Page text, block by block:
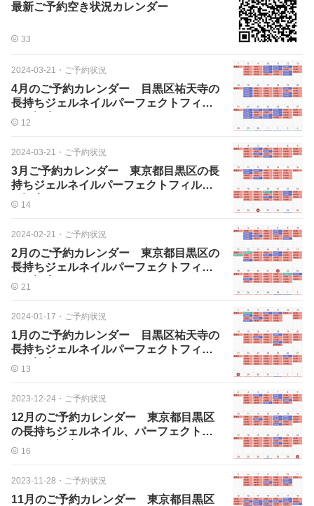
最新ご予約空き状況カレンダー
33
2024-03-21 ・ ご予約状況
4月のご予約カレンダー 目黒区祐天寺の
長持ちジェルネイルパーフェクトフィル
イン認定サロン
12
2024-03-21 ・ ご予約状況
3月ご予約カレンダー 東京都目黒区の長
持ちジェルネイルパーフェクトフィルイ
ン認定サロン
14
2024-02-21 ・ ご予約状況
2月のご予約カレンダー 東京都目黒区の
長持ちジェルネイルパーフェクトフィル
イン認定サロン
21
2024-01-17 ・ ご予約状況
1月のご予約カレンダー 目黒区祐天寺の
長持ちジェルネイルパーフェクトフィル
イン認定サロン
13
2023-12-24 ・ ご予約状況
12月のご予約カレンダー 東京都目黒区
の長持ちジェルネイル、パーフェクトフ
ィルイン認定サロン
16
2023-11-28 ・ ご予約状況
11月のご予約カレンダー 東京都目黒区